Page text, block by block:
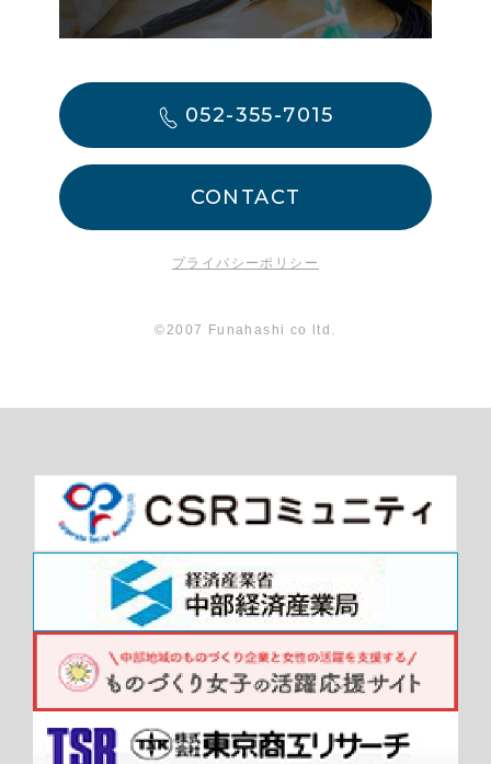
052-355-7015
CONTACT
プライバシーポリシー
©2007 Funahashi co ltd.